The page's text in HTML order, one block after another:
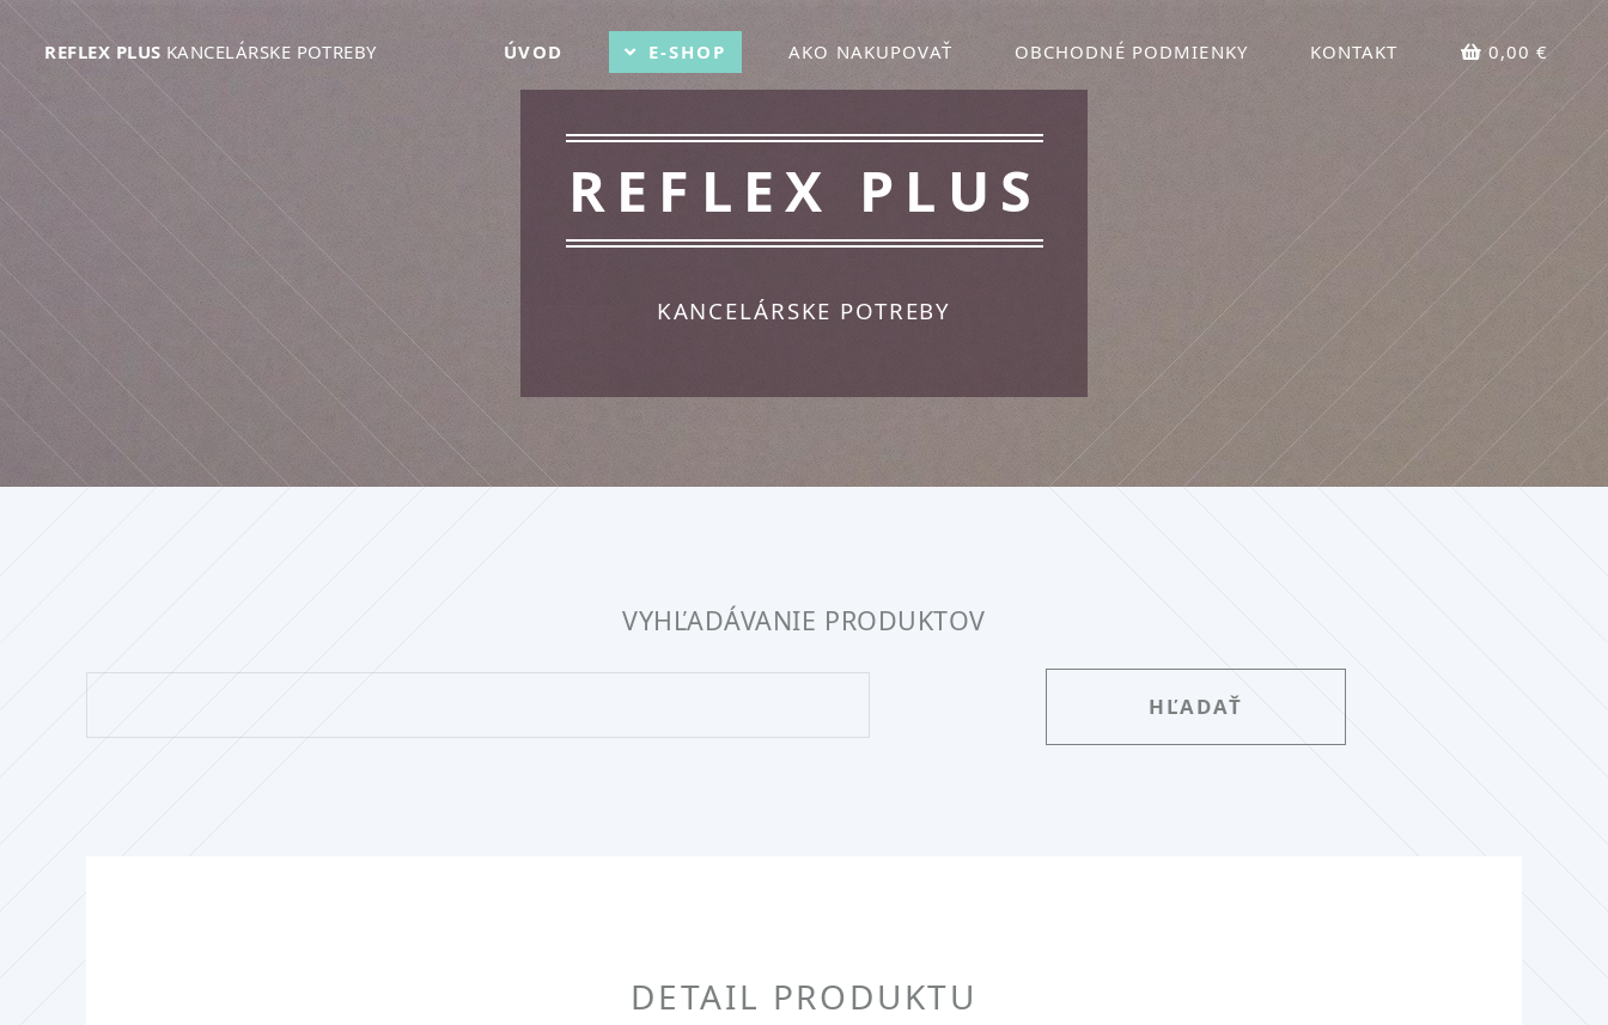
REFLEX PLUS KANCELÁRSKE POTREBY ÚVOD E-SHOP AKO NAKUPOVAŤ OBCHODNÉ PODMIENKY KONTAKT 0,00 €
REFLEX PLUS
KANCELÁRSKE POTREBY
VYHĽADÁVANIE PRODUKTOV
DETAIL PRODUKTU